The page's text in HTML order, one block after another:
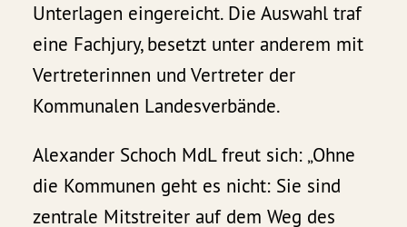
Unterlagen eingereicht. Die Auswahl traf
eine Fachjury, besetzt unter anderem mit
Vertreterinnen und Vertreter der
Kommunalen Landesverbände.
Alexander Schoch MdL freut sich: „Ohne
die Kommunen geht es nicht: Sie sind
zentrale Mitstreiter auf dem Weg des